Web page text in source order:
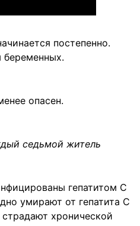
постепенно.
беременных.
опасен.
седьмой житель
гепатитом С
умирают от гепатита С
хронической